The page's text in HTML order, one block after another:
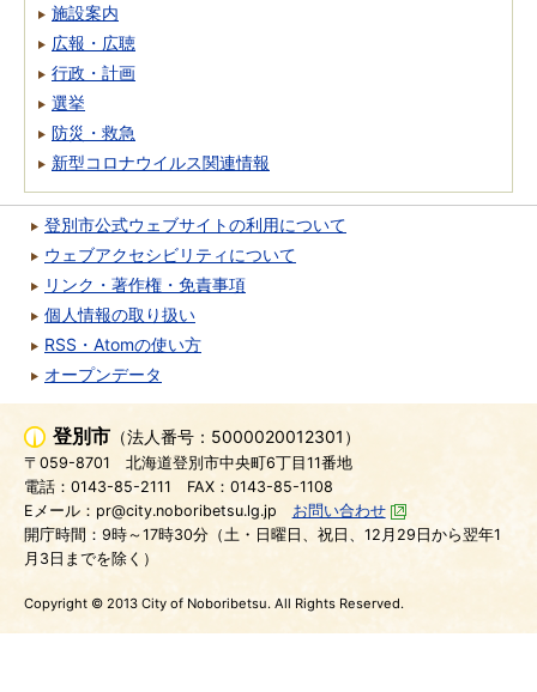
施設案内
広報・広聴
行政・計画
選挙
防災・救急
新型コロナウイルス関連情報
登別市公式ウェブサイトの利用について
ウェブアクセシビリティについて
リンク・著作権・免責事項
個人情報の取り扱い
RSS・Atomの使い方
オープンデータ
登別市 （法人番号：5000020012301）
〒059-8701
北海道登別市中央町6丁目11番地
電話：0143-85-2111
FAX：0143-85-1108
Eメール：pr@city.noboribetsu.lg.jp
お問い合わせ
開庁時間：9時～17時30分（土・日曜日、祝日、12月29日から翌年1
月3日までを除く）
Copyright © 2013 City of Noboribetsu. All Rights Reserved.